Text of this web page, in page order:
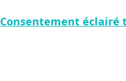
Consentement